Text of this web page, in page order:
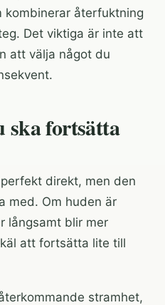
kombinerar återfuktning
Det viktiga är inte att
att välja något du
ska fortsätta
direkt, men den
med. Om huden är
långsamt blir mer
att fortsätta lite till
stramhet,